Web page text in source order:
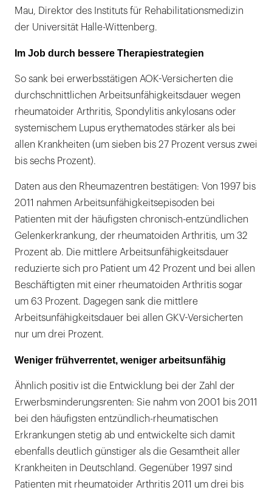
Mau, Direktor des Instituts für Rehabilitationsmedizin
der Universität Halle-Wittenberg.
Im Job durch bessere Therapiestrategien
So sank bei erwerbsstätigen AOK-Versicherten die
durchschnittlichen Arbeitsunfähigkeitsdauer wegen
rheumatoider Arthritis, Spondylitis ankylosans oder
systemischem Lupus erythematodes stärker als bei
allen Krankheiten (um sieben bis 27 Prozent versus zwei
bis sechs Prozent).
Daten aus den Rheumazentren bestätigen: Von 1997 bis
2011 nahmen Arbeitsunfähigkeitsepisoden bei
Patienten mit der häufigsten chronisch-entzündlichen
Gelenkerkrankung, der rheumatoiden Arthritis, um 32
Prozent ab. Die mittlere Arbeitsunfähigkeitsdauer
reduzierte sich pro Patient um 42 Prozent und bei allen
Beschäftigten mit einer rheumatoiden Arthritis sogar
um 63 Prozent. Dagegen sank die mittlere
Arbeitsunfähigkeitsdauer bei allen GKV-Versicherten
nur um drei Prozent.
Weniger frühverrentet, weniger arbeitsunfähig
Ähnlich positiv ist die Entwicklung bei der Zahl der
Erwerbsminderungsrenten: Sie nahm von 2001 bis 2011
bei den häufigsten entzündlich-rheumatischen
Erkrankungen stetig ab und entwickelte sich damit
ebenfalls deutlich günstiger als die Gesamtheit aller
Krankheiten in Deutschland. Gegenüber 1997 sind
Patienten mit rheumatoider Arthritis 2011 um drei bis